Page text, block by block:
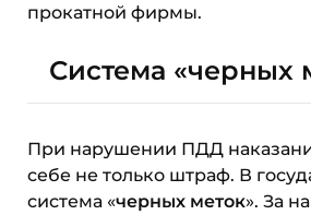
прокатной фирмы.
Система «черных
При нарушении ПДД
себе не только штраф. В
система «черных меток». За